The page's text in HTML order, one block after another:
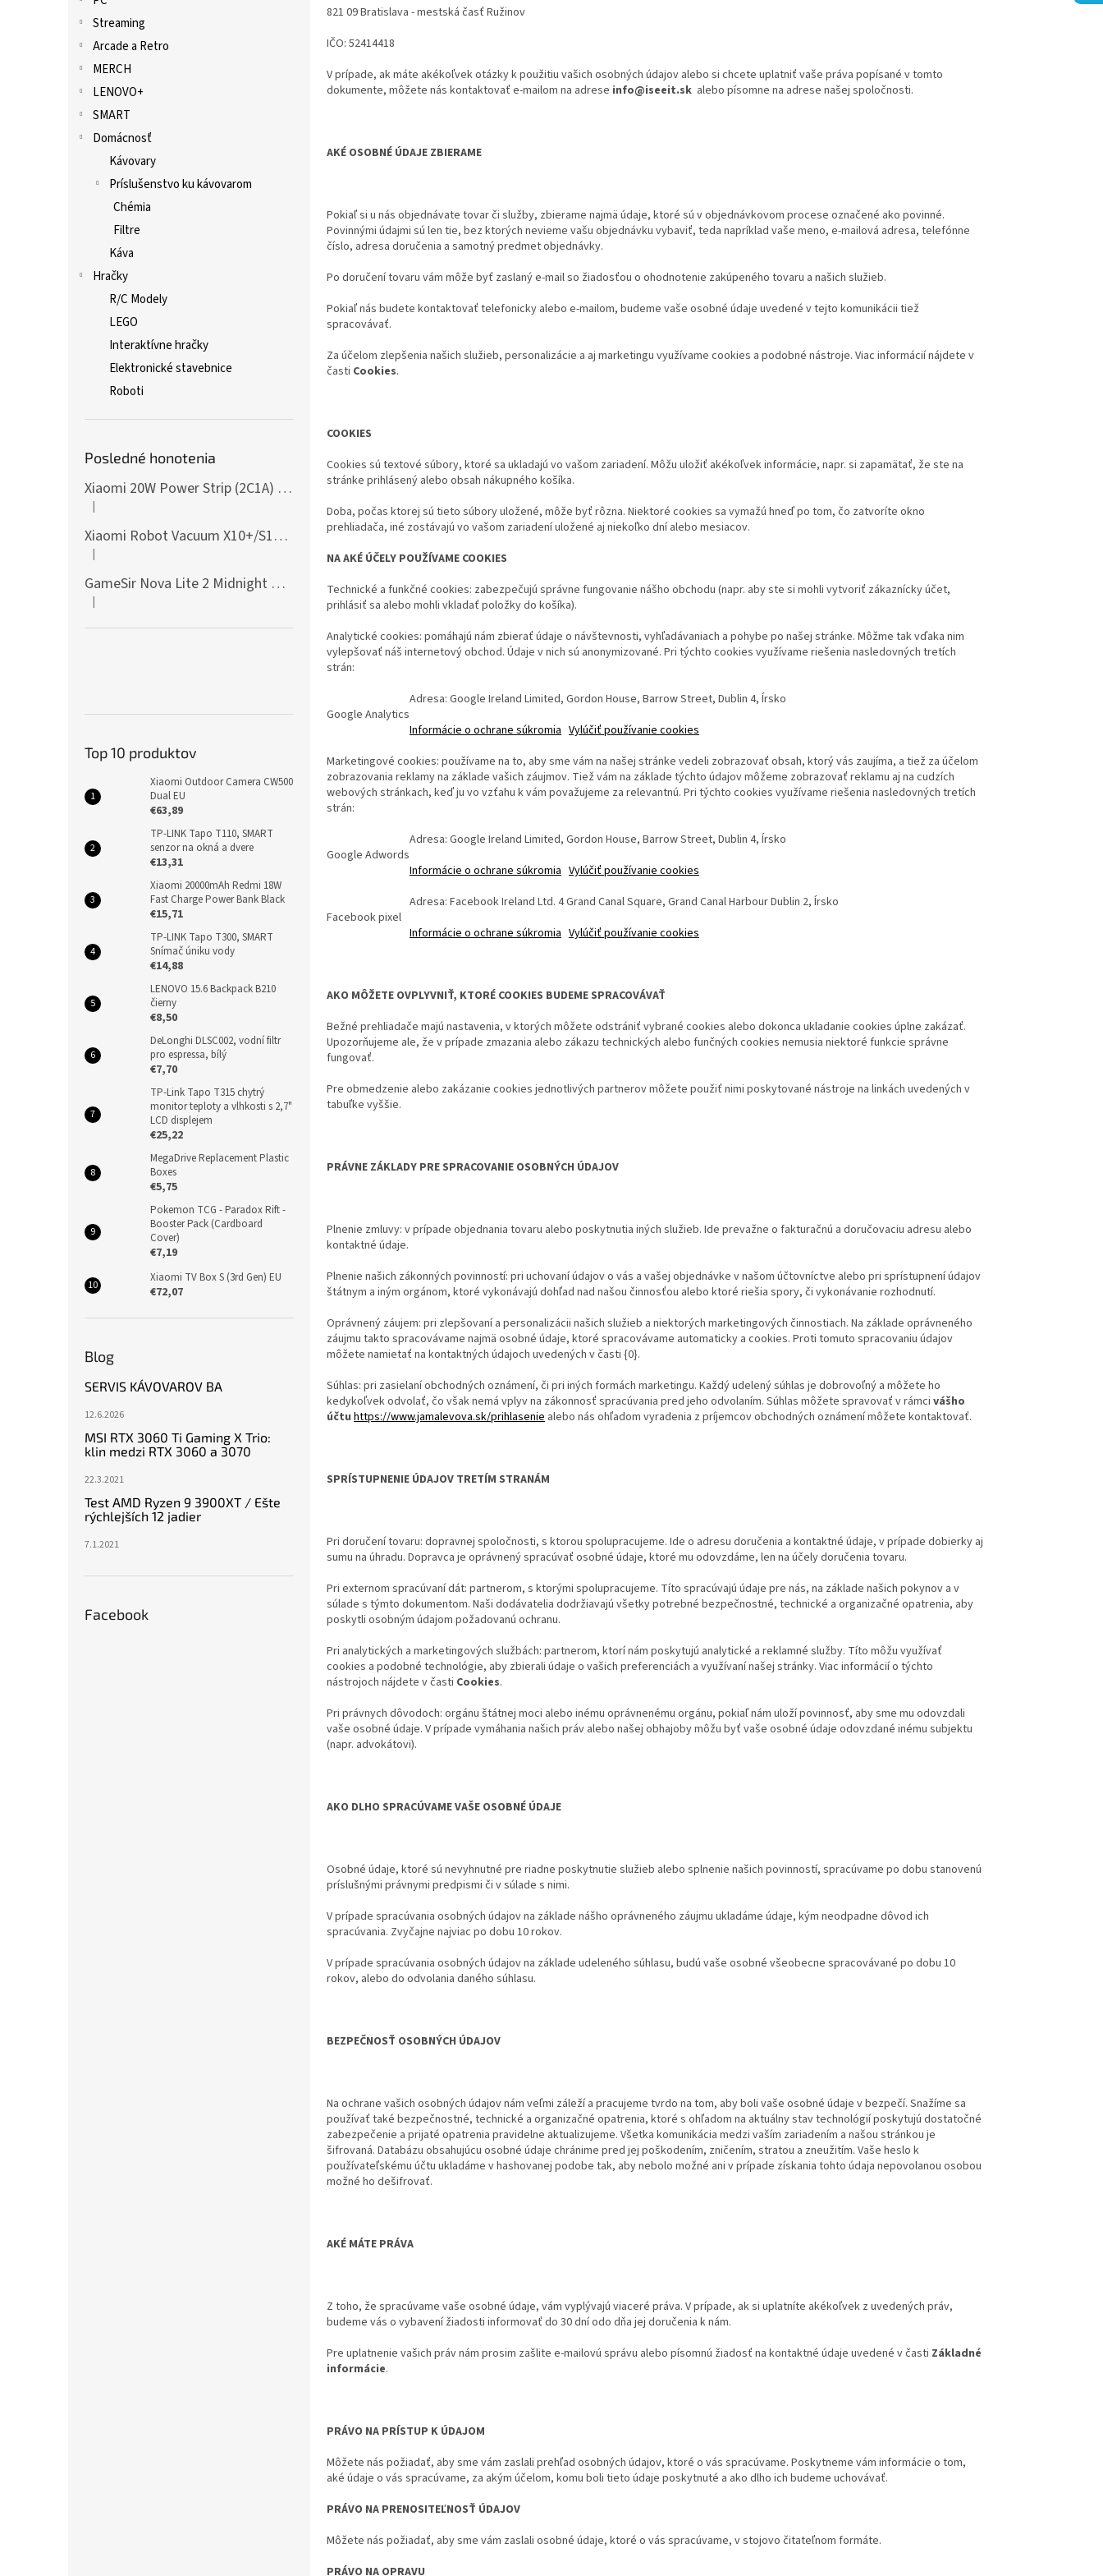
Streaming
Arcade a Retro
MERCH
LENOVO+
SMART
Domácnosť
Kávovary
Príslušenstvo ku kávovarom
Chémia
Filtre
Káva
Hračky
R/C Modely
LEGO
Interaktívne hračky
Elektronické stavebnice
Roboti
Posledné honotenia
Xiaomi 20W Power Strip (2C1A) EU
Hodnotenie produktu je 5 z 5 hviezdičiek.
|
Xiaomi Robot Vacuum X10+/S10+/X10/X20+ Side Brush
Hodnotenie produktu je 5 z 5 hviezdičiek.
|
GameSir Nova Lite 2 Midnight Gray
Hodnotenie produktu je 5 z 5 hviezdičiek.
|
Top 10 produktov
Xiaomi Outdoor Camera CW500
Dual EU
€63,89
TP-LINK Tapo T110, SMART
senzor na okná a dvere
€13,31
Xiaomi 20000mAh Redmi 18W
Fast Charge Power Bank Black
€15,71
TP-LINK Tapo T300, SMART
Snímač úniku vody
€14,88
LENOVO 15.6 Backpack B210
čierny
€8,50
DeLonghi DLSC002, vodní filtr
pro espressa, bílý
€7,70
TP-Link Tapo T315 chytrý
monitor teploty a vlhkosti s 2,7"
LCD displejem
€25,22
MegaDrive Replacement Plastic
Boxes
€5,75
Pokemon TCG - Paradox Rift -
Booster Pack (Cardboard
Cover)
€7,19
Xiaomi TV Box S (3rd Gen) EU
€72,07
Blog
SERVIS KÁVOVAROV BA
12.6.2026
MSI RTX 3060 Ti Gaming X Trio:
klin medzi RTX 3060 a 3070
22.3.2021
Test AMD Ryzen 9 3900XT / Ešte
rýchlejších 12 jadier
7.1.2021
Facebook
821 09 Bratislava - mestská časť Ružinov
IČO: 52414418
V prípade, ak máte akékoľvek otázky k použitiu vašich osobných údajov alebo si chcete uplatniť vaše práva popísané v tomto
dokumente, môžete nás kontaktovať e-mailom na adrese info@iseeit.sk alebo písomne na adrese našej spoločnosti.
AKÉ OSOBNÉ ÚDAJE ZBIERAME
Pokiaľ si u nás objednávate tovar či služby, zbierame najmä údaje, ktoré sú v objednávkovom procese označené ako povinné.
Povinnými údajmi sú len tie, bez ktorých nevieme vašu objednávku vybaviť, teda napríklad vaše meno, e-mailová adresa, telefónne
číslo, adresa doručenia a samotný predmet objednávky.
Po doručení tovaru vám môže byť zaslaný e-mail so žiadosťou o ohodnotenie zakúpeného tovaru a našich služieb.
Pokiaľ nás budete kontaktovať telefonicky alebo e-mailom, budeme vaše osobné údaje uvedené v tejto komunikácii tiež
spracovávať.
Za účelom zlepšenia našich služieb, personalizácie a aj marketingu využívame cookies a podobné nástroje. Viac informácií nájdete v
časti Cookies.
COOKIES
Cookies sú textové súbory, ktoré sa ukladajú vo vašom zariadení. Môžu uložiť akékoľvek informácie, napr. si zapamätať, že ste na
stránke prihlásený alebo obsah nákupného košíka.
Doba, počas ktorej sú tieto súbory uložené, môže byť rôzna. Niektoré cookies sa vymažú hneď po tom, čo zatvoríte okno
prehliadača, iné zostávajú vo vašom zariadení uložené aj niekoľko dní alebo mesiacov.
NA AKÉ ÚČELY POUŽÍVAME COOKIES
Technické a funkčné cookies: zabezpečujú správne fungovanie nášho obchodu (napr. aby ste si mohli vytvoriť zákaznícky účet,
prihlásiť sa alebo mohli vkladať položky do košíka).
Analytické cookies: pomáhajú nám zbierať údaje o návštevnosti, vyhľadávaniach a pohybe po našej stránke. Môžme tak vďaka nim
vylepšovať náš internetový obchod. Údaje v nich sú anonymizované. Pri týchto cookies využívame riešenia nasledovných tretích
strán:
Google Analytics
Adresa: Google Ireland Limited, Gordon House, Barrow Street, Dublin 4, Írsko
Informácie o ochrane súkromia Vylúčiť používanie cookies
Marketingové cookies: používame na to, aby sme vám na našej stránke vedeli zobrazovať obsah, ktorý vás zaujíma, a tiež za účelom
zobrazovania reklamy na základe vašich záujmov. Tiež vám na základe týchto údajov môžeme zobrazovať reklamu aj na cudzích
webových stránkach, keď ju vo vzťahu k vám považujeme za relevantnú. Pri týchto cookies využívame riešenia nasledovných tretích
strán:
Google Adwords
Adresa: Google Ireland Limited, Gordon House, Barrow Street, Dublin 4, Írsko
Informácie o ochrane súkromia Vylúčiť používanie cookies
Facebook pixel
Adresa: Facebook Ireland Ltd. 4 Grand Canal Square, Grand Canal Harbour Dublin 2, Írsko
Informácie o ochrane súkromia Vylúčiť používanie cookies
AKO MÔŽETE OVPLYVNIŤ, KTORÉ COOKIES BUDEME SPRACOVÁVAŤ
Bežné prehliadače majú nastavenia, v ktorých môžete odstrániť vybrané cookies alebo dokonca ukladanie cookies úplne zakázať.
Upozorňujeme ale, že v prípade zmazania alebo zákazu technických alebo funčných cookies nemusia niektoré funkcie správne
fungovať.
Pre obmedzenie alebo zakázanie cookies jednotlivých partnerov môžete použiť nimi poskytované nástroje na linkách uvedených v
tabuľke vyššie.
PRÁVNE ZÁKLADY PRE SPRACOVANIE OSOBNÝCH ÚDAJOV
Plnenie zmluvy: v prípade objednania tovaru alebo poskytnutia iných služieb. Ide prevažne o fakturačnú a doručovaciu adresu alebo
kontaktné údaje.
Plnenie našich zákonných povinností: pri uchovaní údajov o vás a vašej objednávke v našom účtovníctve alebo pri sprístupnení údajov
štátnym a iným orgánom, ktoré vykonávajú dohľad nad našou činnosťou alebo ktoré riešia spory, či vykonávanie rozhodnutí.
Oprávnený záujem: pri zlepšovaní a personalizácii našich služieb a niektorých marketingových činnostiach. Na základe oprávneného
záujmu takto spracovávame najmä osobné údaje, ktoré spracovávame automaticky a cookies. Proti tomuto spracovaniu údajov
môžete namietať na kontaktných údajoch uvedených v časti {0}.
Súhlas: pri zasielaní obchodných oznámení, či pri iných formách marketingu. Každý udelený súhlas je dobrovoľný a môžete ho
kedykoľvek odvolať, čo však nemá vplyv na zákonnosť spracúvania pred jeho odvolaním. Súhlas môžete spravovať v rámci vášho
účtu https://www.jamalevova.sk/prihlasenie alebo nás ohľadom vyradenia z príjemcov obchodných oznámení môžete kontaktovať.
SPRÍSTUPNENIE ÚDAJOV TRETÍM STRANÁM
Pri doručení tovaru: dopravnej spoločnosti, s ktorou spolupracujeme. Ide o adresu doručenia a kontaktné údaje, v prípade dobierky aj
sumu na úhradu. Dopravca je oprávnený spracúvať osobné údaje, ktoré mu odovzdáme, len na účely doručenia tovaru.
Pri externom spracúvaní dát: partnerom, s ktorými spolupracujeme. Títo spracúvajú údaje pre nás, na základe našich pokynov a v
súlade s týmto dokumentom. Naši dodávatelia dodržiavajú všetky potrebné bezpečnostné, technické a organizačné opatrenia, aby
poskytli osobným údajom požadovanú ochranu.
Pri analytických a marketingových službách: partnerom, ktorí nám poskytujú analytické a reklamné služby. Títo môžu využívať
cookies a podobné technológie, aby zbierali údaje o vašich preferenciách a využívaní našej stránky. Viac informácií o týchto
nástrojoch nájdete v časti Cookies.
Pri právnych dôvodoch: orgánu štátnej moci alebo inému oprávnenému orgánu, pokiaľ nám uloží povinnosť, aby sme mu odovzdali
vaše osobné údaje. V prípade vymáhania našich práv alebo našej obhajoby môžu byť vaše osobné údaje odovzdané inému subjektu
(napr. advokátovi).
AKO DLHO SPRACÚVAME VAŠE OSOBNÉ ÚDAJE
Osobné údaje, ktoré sú nevyhnutné pre riadne poskytnutie služieb alebo splnenie našich povinností, spracúvame po dobu stanovenú
príslušnými právnymi predpismi či v súlade s nimi.
V prípade spracúvania osobných údajov na základe nášho oprávneného záujmu ukladáme údaje, kým neodpadne dôvod ich
spracúvania. Zvyčajne najviac po dobu 10 rokov.
V prípade spracúvania osobných údajov na základe udeleného súhlasu, budú vaše osobné všeobecne spracovávané po dobu 10
rokov, alebo do odvolania daného súhlasu.
BEZPEČNOSŤ OSOBNÝCH ÚDAJOV
Na ochrane vašich osobných údajov nám veľmi záleží a pracujeme tvrdo na tom, aby boli vaše osobné údaje v bezpečí. Snažíme sa
používať také bezpečnostné, technické a organizačné opatrenia, ktoré s ohľadom na aktuálny stav technológií poskytujú dostatočné
zabezpečenie a prijaté opatrenia pravidelne aktualizujeme. Všetka komunikácia medzi vaším zariadením a našou stránkou je
šifrovaná. Databázu obsahujúcu osobné údaje chránime pred jej poškodením, zničením, stratou a zneužitím. Vaše heslo k
používateľskému účtu ukladáme v hashovanej podobe tak, aby nebolo možné ani v prípade získania tohto údaja nepovolanou osobou
možné ho dešifrovať.
AKÉ MÁTE PRÁVA
Z toho, že spracúvame vaše osobné údaje, vám vyplývajú viaceré práva. V prípade, ak si uplatníte akékoľvek z uvedených práv,
budeme vás o vybavení žiadosti informovať do 30 dní odo dňa jej doručenia k nám.
Pre uplatnenie vašich práv nám prosim zašlite e-mailovú správu alebo písomnú žiadosť na kontaktné údaje uvedené v časti Základné
informácie.
PRÁVO NA PRÍSTUP K ÚDAJOM
Môžete nás požiadať, aby sme vám zaslali prehľad osobných údajov, ktoré o vás spracúvame. Poskytneme vám informácie o tom,
aké údaje o vás spracúvame, za akým účelom, komu boli tieto údaje poskytnuté a ako dlho ich budeme uchovávať.
PRÁVO NA PRENOSITEĽNOSŤ ÚDAJOV
Môžete nás požiadať, aby sme vám zaslali osobné údaje, ktoré o vás spracúvame, v stojovo čitateľnom formáte.
PRÁVO NA OPRAVU